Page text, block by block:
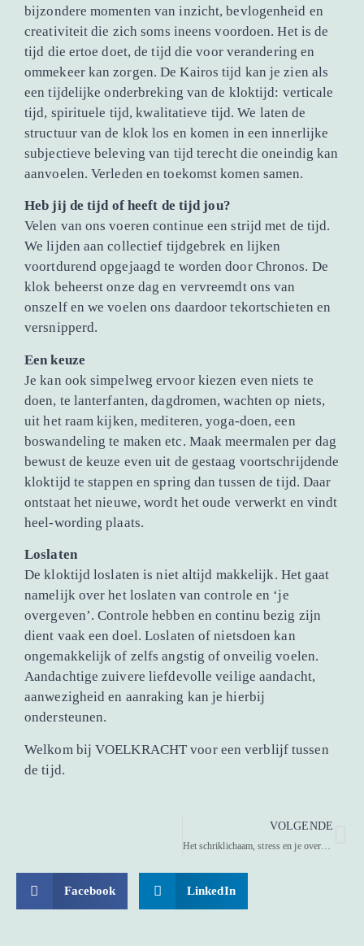
bijzondere momenten van inzicht, bevlogenheid en
creativiteit die zich soms ineens voordoen. Het is de
tijd die ertoe doet, de tijd die voor verandering en
ommekeer kan zorgen. De Kairos tijd kan je zien als
een tijdelijke onderbreking van de kloktijd: verticale
tijd, spirituele tijd, kwalitatieve tijd. We laten de
structuur van de klok los en komen in een innerlijke
subjectieve beleving van tijd terecht die oneindig kan
aanvoelen. Verleden en toekomst komen samen.
Heb jij de tijd of heeft de tijd jou?
Velen van ons voeren continue een strijd met de tijd.
We lijden aan collectief tijdgebrek en lijken
voortdurend opgejaagd te worden door Chronos. De
klok beheerst onze dag en vervreemdt ons van
onszelf en we voelen ons daardoor tekortschieten en
versnipperd.
Een keuze
Je kan ook simpelweg ervoor kiezen even niets te
doen, te lanterfanten, dagdromen, wachten op niets,
uit het raam kijken, mediteren, yoga-doen, een
boswandeling te maken etc. Maak meermalen per dag
bewust de keuze even uit de gestaag voortschrijdende
kloktijd te stappen en spring dan tussen de tijd. Daar
ontstaat het nieuwe, wordt het oude verwerkt en vindt
heel-wording plaats.
Loslaten
De kloktijd loslaten is niet altijd makkelijk. Het gaat
namelijk over het loslaten van controle en ‘je
overgeven’. Controle hebben en continu bezig zijn
dient vaak een doel. Loslaten of nietsdoen kan
ongemakkelijk of zelfs angstig of onveilig voelen.
Aandachtige zuivere liefdevolle veilige aandacht,
aanwezigheid en aanraking kan je hierbij
ondersteunen.
Welkom bij VOELKRACHT voor een verblijf tussen
de tijd.
VOLGENDE
Het schriklichaam, stress en je overlevingssysteem
Facebook LinkedIn